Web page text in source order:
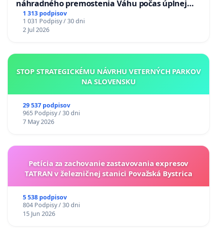
náhradného premostenia Váhu počas úplnej
uzávery Vážskeho mosta v Komárne
1 313 podpisov
1 031 Podpisy / 30 dni
2 Jul 2026
STOP STRATEGICKÉMU NÁVRHU VETERNÝCH PARKOV
NA SLOVENSKU
29 537 podpisov
965 Podpisy / 30 dni
7 May 2026
Petícia za zachovanie zastavovania expresov
TATRAN v železničnej stanici Považská Bystrica
5 538 podpisov
804 Podpisy / 30 dni
15 Jun 2026